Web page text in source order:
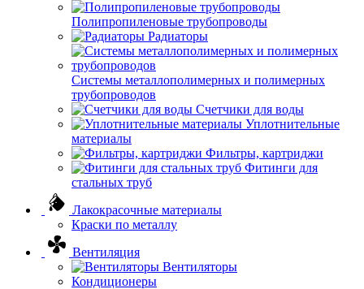
Полипропиленовые трубопроводы
Радиаторы
Системы металлополимерных и полимерных
трубопроводов
Счетчики для воды
Уплотнительные
материалы
Фильтры, картриджи
Фитинги для
стальных труб
Лакокрасочные материалы
Краски по металлу
Вентиляция
Вентиляторы
Кондиционеры